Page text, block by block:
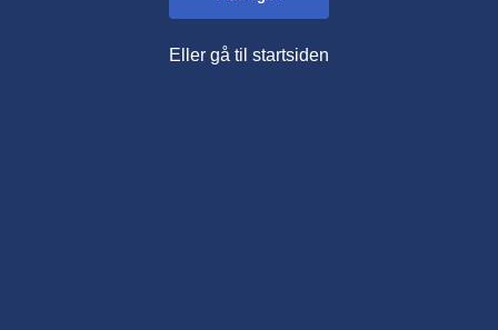
Eller gå til startsiden